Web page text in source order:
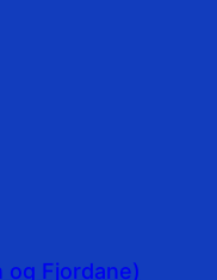
og Fjordane)